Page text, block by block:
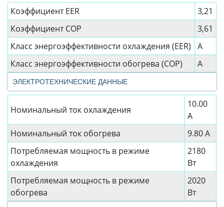
Коэффициент EER
3,21
Коэффициент СОР
3,61
Класс энергоэффективности охлаждения (EER)
A
Класс энергоэффективности обогрева (COP)
A
ЭЛЕКТРОТЕХНИЧЕСКИЕ ДАННЫЕ
Номинальный ток охлаждения
10.00
А
Номинальный ток обогрева
9.80 А
Потребляемая мощность в режиме
охлаждения
2180
Вт
Потребляемая мощность в режиме
обогрева
2020
Вт